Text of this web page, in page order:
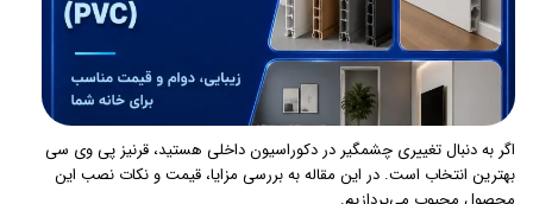
اگر به دنبال تغییری چشمگیر در دکوراسیون داخلی هستید، قرنیز پی وی سی
بهترین انتخاب است. در این مقاله به بررسی مزایا، قیمت و نکات نصب این